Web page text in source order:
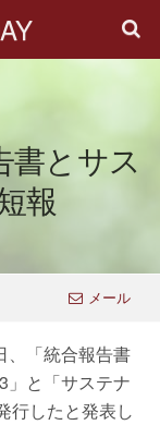
書とサス
報
メール
、「統合報告書
」と「サステナ
行したと発表し